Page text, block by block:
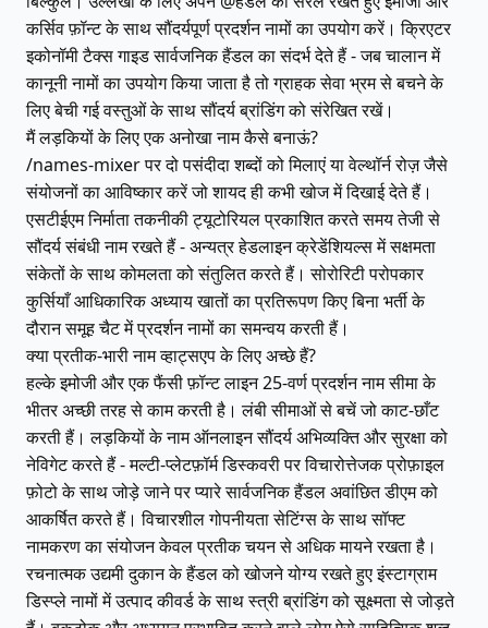
कर्सिव फ़ॉन्ट के साथ सौंदर्यपूर्ण प्रदर्शन नामों का उपयोग करें। क्रिएटर
इकोनॉमी टैक्स गाइड सार्वजनिक हैंडल का संदर्भ देते हैं - जब चालान में
कानूनी नामों का उपयोग किया जाता है तो ग्राहक सेवा भ्रम से बचने के
लिए बेची गई वस्तुओं के साथ सौंदर्य ब्रांडिंग को संरेखित रखें।
मैं लड़कियों के लिए एक अनोखा नाम कैसे बनाऊं?
/names-mixer पर दो पसंदीदा शब्दों को मिलाएं या वेल्थॉर्न रोज़ जैसे
संयोजनों का आविष्कार करें जो शायद ही कभी खोज में दिखाई देते हैं।
एसटीईएम निर्माता तकनीकी ट्यूटोरियल प्रकाशित करते समय तेजी से
सौंदर्य संबंधी नाम रखते हैं - अन्यत्र हेडलाइन क्रेडेंशियल्स में सक्षमता
संकेतों के साथ कोमलता को संतुलित करते हैं। सोरोरिटी परोपकार
कुर्सियाँ आधिकारिक अध्याय खातों का प्रतिरूपण किए बिना भर्ती के
दौरान समूह चैट में प्रदर्शन नामों का समन्वय करती हैं।
क्या प्रतीक-भारी नाम व्हाट्सएप के लिए अच्छे हैं?
हल्के इमोजी और एक फैंसी फ़ॉन्ट लाइन 25-वर्ण प्रदर्शन नाम सीमा के
भीतर अच्छी तरह से काम करती है। लंबी सीमाओं से बचें जो काट-छाँट
करती हैं। लड़कियों के नाम ऑनलाइन सौंदर्य अभिव्यक्ति और सुरक्षा को
नेविगेट करते हैं - मल्टी-प्लेटफ़ॉर्म डिस्कवरी पर विचारोत्तेजक प्रोफ़ाइल
फ़ोटो के साथ जोड़े जाने पर प्यारे सार्वजनिक हैंडल अवांछित डीएम को
आकर्षित करते हैं। विचारशील गोपनीयता सेटिंग्स के साथ सॉफ्ट
नामकरण का संयोजन केवल प्रतीक चयन से अधिक मायने रखता है।
रचनात्मक उद्यमी दुकान के हैंडल को खोजने योग्य रखते हुए इंस्टाग्राम
डिस्प्ले नामों में उत्पाद कीवर्ड के साथ स्त्री ब्रांडिंग को सूक्ष्मता से जोड़ते